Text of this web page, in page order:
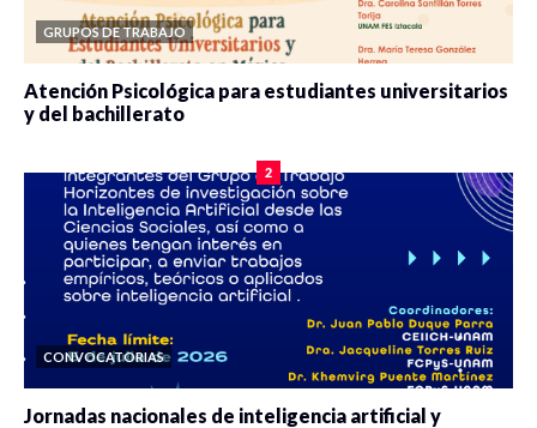
GRUPOS DE TRABAJO
Atención Psicológica para estudiantes universitarios
y del bachillerato
2
CONVOCATORIAS
Jornadas nacionales de inteligencia artificial y